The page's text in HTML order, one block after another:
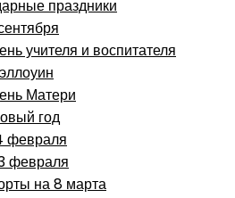
праздники
учителя и воспитателя
Матери
год
февраля
февраля
на 8 марта